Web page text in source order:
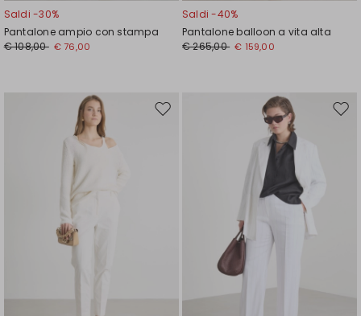
Saldi -30%
Pantalone ampio con stampa
€ 108,00 € 76,00
Saldi -40%
Pantalone balloon a vita alta
€ 265,00 € 159,00
Sposta